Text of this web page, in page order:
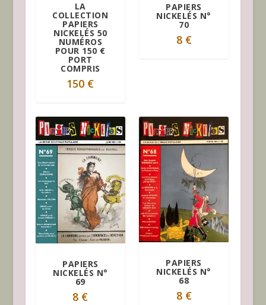
t
n
c
LA
COLLECTION
PAPIERS
NICKELÉS 50
NUMÉROS
POUR 150 €
PORT
COMPRIS
150 €
PAPIERS
NICKELÉS N°
70
8 €
PAPIERS
NICKELÉS N°
69
8 €
PAPIERS
NICKELÉS N°
68
8 €